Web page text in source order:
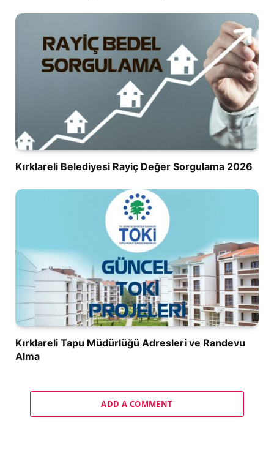
Kırklareli Belediyesi Rayiç Değer Sorgulama 2026
Kırklareli Tapu Müdürlüğü Adresleri ve Randevu
Alma
ADD A COMMENT